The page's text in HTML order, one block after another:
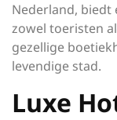
Nederland, biedt
zowel toeristen
gezellige
levendige stad.
Luxe